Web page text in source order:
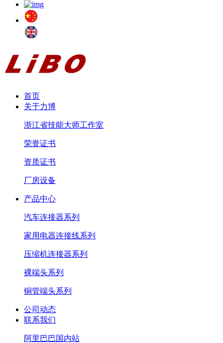
首页
关于力博
浙江省技能大师工作室
荣誉证书
资质证书
厂房设备
产品中心
汽车连接器系列
家用电器连接线系列
压缩机连接器系列
裸端头系列
铜管端头系列
公司动态
联系我们
阿里巴巴国内站